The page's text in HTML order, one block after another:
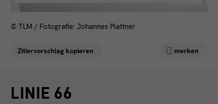
INSTAGRAM
LINKEDIN
© TLM / Fotografie: Johannes Plattner
Zitiervorschlag kopieren merken
LINIE 66